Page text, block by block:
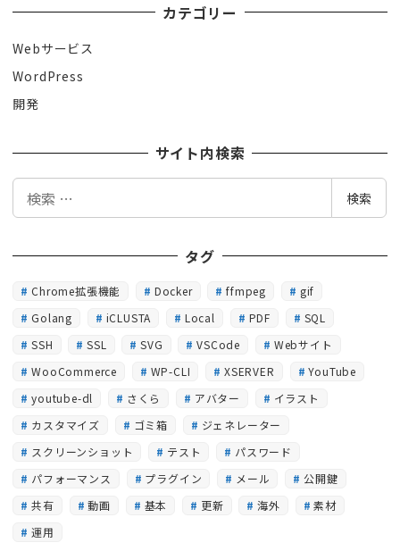
カテゴリー
Webサービス
WordPress
開発
サイト内検索
検索
タグ
Chrome拡張機能 Docker ffmpeg
gif
Golang
iCLUSTA Local PDF
SQL
SSH
SSL SVG VSCode
Webサイト
WooCommerce
WP-CLI XSERVER
YouTube
youtube-dl
さくら アバター
イラスト
カスタマイズ
ゴミ箱
ジェネレーター
スクリーンショット
テスト
パスワード
パフォーマンス
プラグイン メール
公開鍵
共有
動画 基本 更新 海外
素材
運用